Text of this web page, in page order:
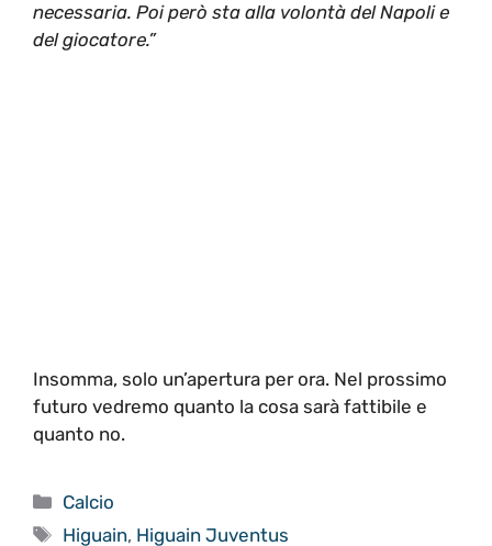
necessaria. Poi però sta alla volontà del Napoli e
del giocatore.”
Insomma, solo un’apertura per ora. Nel prossimo
futuro vedremo quanto la cosa sarà fattibile e
quanto no.
Categorie
Calcio
Tag
Higuain, Higuain Juventus